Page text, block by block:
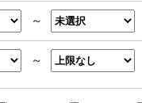
～
～